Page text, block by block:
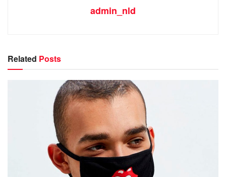
admin_nld
Related Posts